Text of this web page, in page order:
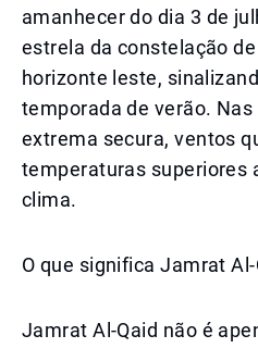
amanhecer do dia 3 de
estrela da constelação
horizonte leste,
temporada de verão.
extrema secura, ventos
temperaturas superiores
clima.
O que significa Jamrat Al-
Jamrat Al-Qaid não é